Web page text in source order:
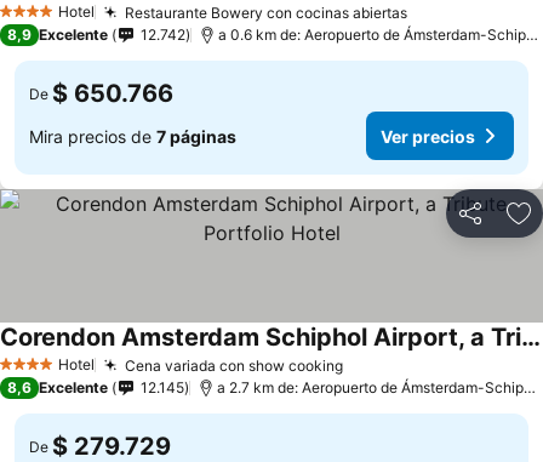
4 EstrellasHotel Restaurante Bowery con cocinas abiertas
8,9 Excelente 12.742 a 0.6 km de: Aeropuerto de Ámsterdam-Schiphol
De $ 650.766
Mira precios de 7 páginas Ver precios
Compartir
4 EstrellasHotel Cena variada con show cooking
Corendon Amsterdam Schiphol Airport, a Tribute Portfolio Hotel
8,6 Excelente 12.145 a 2.7 km de: Aeropuerto de Ámsterdam-Schiphol
De $ 279.729